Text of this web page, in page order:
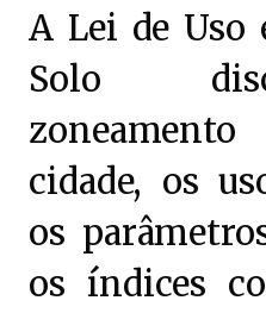
A Lei de Uso
Solo
cidade, os
os
os índices